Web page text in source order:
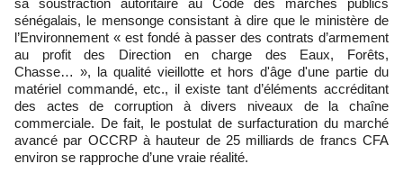
sénégalais, le mensonge consistant à dire que le ministère de
l’Environnement « est fondé à passer des contrats d’armement
au profit des Direction en charge des Eaux, Forêts,
Chasse… », la qualité vieillotte et hors d'âge d'une partie du
matériel commandé, etc., il existe tant d’éléments accréditant
des actes de corruption à divers niveaux de la chaîne
commerciale. De fait, le postulat de surfacturation du marché
avancé par OCCRP à hauteur de 25 milliards de francs CFA
environ se rapproche d’une vraie réalité.